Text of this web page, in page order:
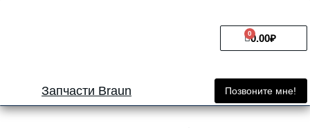
0.00₽
0
Cart
Запчасти Braun Позвоните мне!